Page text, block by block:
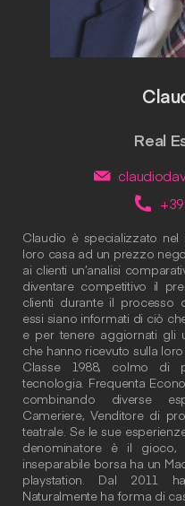
Real
Claudio è specializzato
loro casa ad un prezzo
ai clienti un’analisi
diventare competitivo il
clienti durante il processo
essi siano informati di ciò
e per tenere aggiornati gli
che hanno ricevuto sulla
Classe 1988, colmo di
tecnologia. Frequenta
combinando diverse
Cameriere, Venditore di
teatrale. Se le sue
denominatore è il gioco,
inseparabile borsa ha un
playstation. Dal 2011
Naturalmente ha forma di